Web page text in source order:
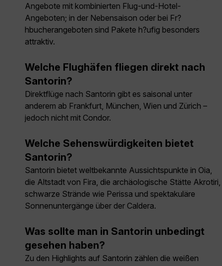
Angebote mit kombinierten Flug-und-Hotel-
Angeboten; in der Nebensaison oder bei Fr?
hbucherangeboten sind Pakete h?ufig besonders
attraktiv.
Welche Flughäfen fliegen direkt nach
Santorin?
Direktflüge nach Santorin gibt es saisonal unter
anderem ab Frankfurt, München, Wien und Zürich –
jedoch nicht mit Condor.
Welche Sehenswürdigkeiten bietet
Santorin?
Santorin bietet weltbekannte Aussichtspunkte in Oia,
die Altstadt von Fira, die archäologische Stätte Akrotiri,
schwarze Strände wie Perissa und spektakuläre
Sonnenuntergänge über der Caldera.
Was sollte man in Santorin unbedingt
gesehen haben?
Zu den Highlights auf Santorin zählen die weißen